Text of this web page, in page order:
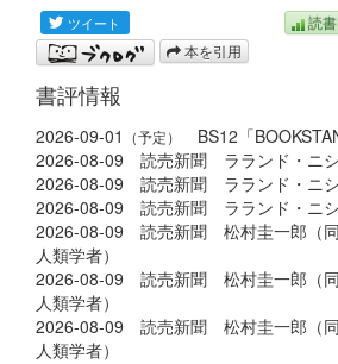
読書
本を引用
書評情報
2026-09-01 （予定）
BS12「
2026-08-09 読売新聞 ラランド・ニシ
2026-08-09 読売新聞 ラランド・ニシ
2026-08-09 読売新聞 ラランド・ニシ
2026-08-09 読売新聞 松村圭一郎（
人類学者）
2026-08-09 読売新聞 松村圭一郎（
人類学者）
2026-08-09 読売新聞 松村圭一郎（
人類学者）